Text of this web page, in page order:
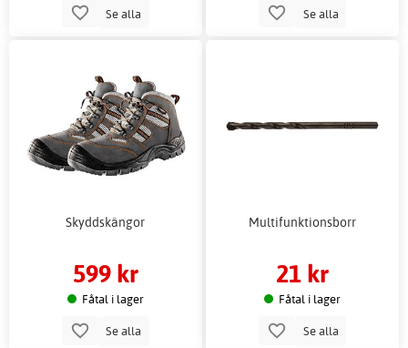
Se alla Se alla
Skyddskängor
599 kr
Fåtal i lager
Se alla
Multifunktionsborr
21 kr
Fåtal i lager
Se alla